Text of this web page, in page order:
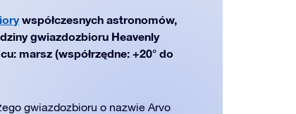
współczesnych astronomów,
gwiazdozbioru Heavenly
marsz (współrzędne: +20° do
gwiazdozbioru o nazwie Arvo